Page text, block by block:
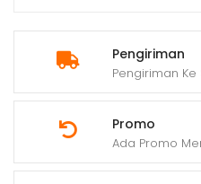
Pengiriman
Pengiriman
Promo
Ada Promo